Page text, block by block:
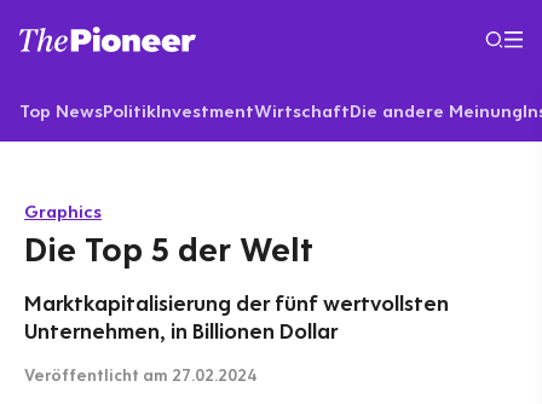
Top NewsPolitikInvestmentWirtschaftDie andere Meinung
Graphics
Die Top 5 der Welt
Marktkapitalisierung der fünf wertvollsten
Unternehmen, in Billionen Dollar
Veröffentlicht am 27.02.2024